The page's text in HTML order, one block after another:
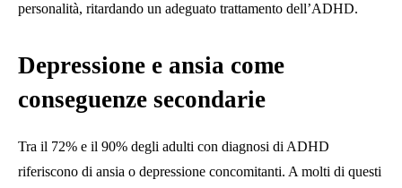
personalità, ritardando un adeguato trattamento dell’ADHD.
Depressione e ansia come
conseguenze secondarie
Tra il 72% e il 90% degli adulti con diagnosi di ADHD
riferiscono di ansia o depressione concomitanti. A molti di questi